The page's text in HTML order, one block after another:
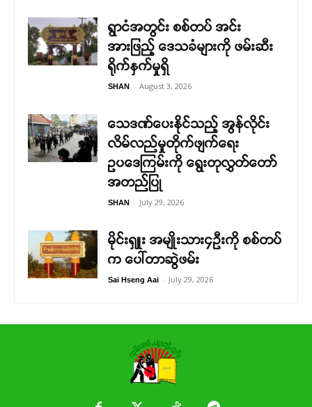
ရွာငံအတွင်း စစ်တပ် အင်း
အားဖြည့် ဒေသခံများကို ဖမ်းဆီး
ရိုက်နှက်မှုရှိ
SHAN - August 3, 2026
သေဒဏ်ပေးနိုင်သည့် အွန်လိုင်း
လိမ်လည်မှုတိုက်ဖျက်ရေး
ဥပဒေကြမ်းကို ရွေးတုလွှတ်တော်
အတည်ပြု
SHAN - July 29, 2026
မိုင်းရှူး အမျိုးသား၄ဉီးကို စစ်တပ်
က ပေါ်တာဆွဲဖမ်း
Sai Hseng Aai - July 29, 2026